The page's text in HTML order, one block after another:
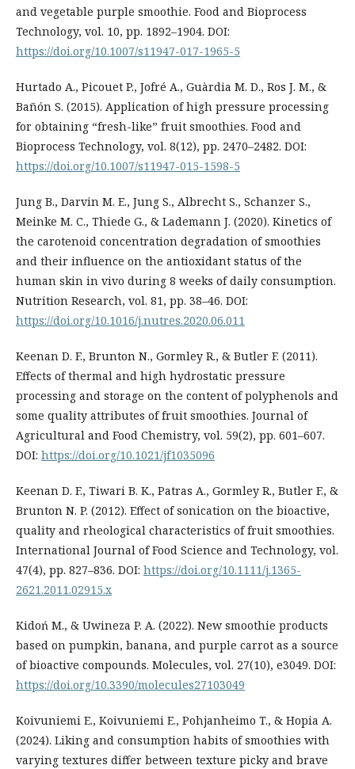
and vegetable purple smoothie. Food and Bioprocess
Technology, vol. 10, pp. 1892–1904. DOI:
https://doi.org/10.1007/s11947-017-1965-5
Hurtado A., Picouet P., Jofré A., Guàrdia M. D., Ros J. M., &
Bañón S. (2015). Application of high pressure processing
for obtaining “fresh-like” fruit smoothies. Food and
Bioprocess Technology, vol. 8(12), pp. 2470–2482. DOI:
https://doi.org/10.1007/s11947-015-1598-5
Jung B., Darvin M. E., Jung S., Albrecht S., Schanzer S.,
Meinke M. C., Thiede G., & Lademann J. (2020). Kinetics of
the carotenoid concentration degradation of smoothies
and their influence on the antioxidant status of the
human skin in vivo during 8 weeks of daily consumption.
Nutrition Research, vol. 81, pp. 38–46. DOI:
https://doi.org/10.1016/j.nutres.2020.06.011
Keenan D. F., Brunton N., Gormley R., & Butler F. (2011).
Effects of thermal and high hydrostatic pressure
processing and storage on the content of polyphenols and
some quality attributes of fruit smoothies. Journal of
Agricultural and Food Chemistry, vol. 59(2), pp. 601–607.
DOI: https://doi.org/10.1021/jf1035096
Keenan D. F., Tiwari B. K., Patras A., Gormley R., Butler F., &
Brunton N. P. (2012). Effect of sonication on the bioactive,
quality and rheological characteristics of fruit smoothies.
International Journal of Food Science and Technology, vol.
47(4), pp. 827–836. DOI: https://doi.org/10.1111/j.1365-
2621.2011.02915.x
Kidoń M., & Uwineza P. A. (2022). New smoothie products
based on pumpkin, banana, and purple carrot as a source
of bioactive compounds. Molecules, vol. 27(10), e3049. DOI:
https://doi.org/10.3390/molecules27103049
Koivuniemi E., Koivuniemi E., Pohjanheimo T., & Hopia A.
(2024). Liking and consumption habits of smoothies with
varying textures differ between texture picky and brave